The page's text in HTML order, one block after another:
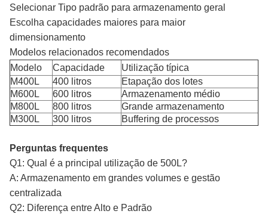
Selecionar Tipo padrão para armazenamento geral
Escolha capacidades maiores para maior
dimensionamento
Modelos relacionados recomendados
Modelo
Capacidade
Utilização típica
M400L
400 litros
Etapação dos lotes
M600L
600 litros
Armazenamento médio
M800L
800 litros
Grande armazenamento
M300L
300 litros Buffering de processos
Perguntas frequentes
Q1: Qual é a principal utilização de 500L?
A: Armazenamento em grandes volumes e gestão
centralizada
Q2: Diferença entre Alto e Padrão